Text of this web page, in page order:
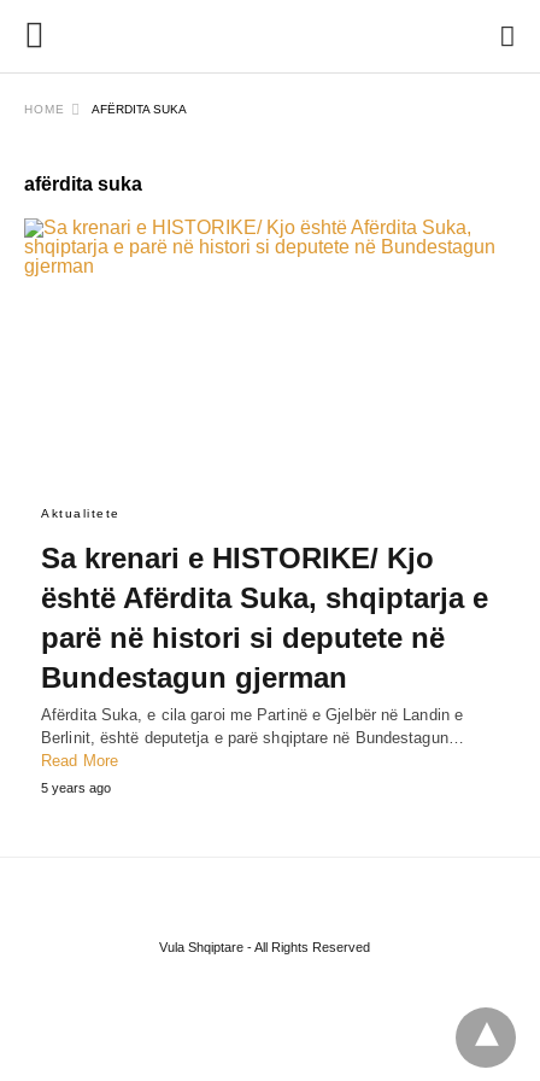
HOME AFËRDITA SUKA
afërdita suka
Aktualitete
Sa krenari e HISTORIKE/ Kjo
është Afërdita Suka, shqiptarja e
parë në histori si deputete në
Bundestagun gjerman
Afërdita Suka, e cila garoi me Partinë e Gjelbër në Landin e
Berlinit, është deputetja e parë shqiptare në Bundestagun…
Read More
5 years ago
Vula Shqiptare - All Rights Reserved